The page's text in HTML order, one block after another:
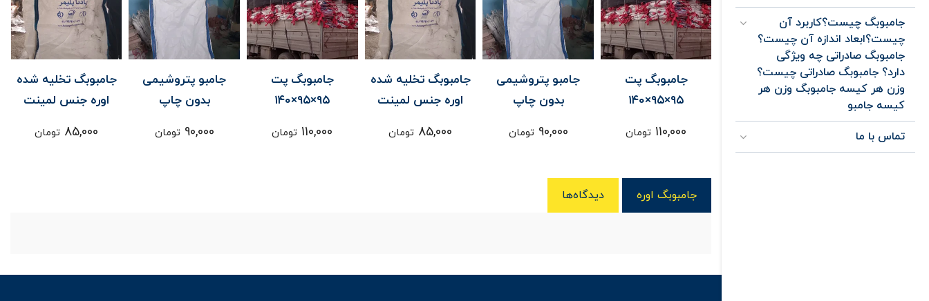
جامبوبگ چیست؟کاربرد آن
چیست؟ابعاد اندازه آن چیست؟
جامبوبگ صادراتی چه ویژگی
دارد؟ جامبوبگ صادراتی چیست؟
وزن هر کیسه جامبوبگ وزن هر
کیسه جامبو
تماس با ما
تخلیه شده
جنس لمینت
85,000 تومان
جامبوبگ پت
تومان
جامبو پتروشیمی
بدون چاپ
90,000 تومان
جامبوبگ تخلیه شده
اوره جنس لمینت
85,000 تومان
جامبوبگ پت
۹۵×۹۵×۱۴۰
110,000 تومان
جامبو پتروشیمی
بدون چاپ
90,000 تومان
جامبوبگ تخلیه شده
اوره جنس لمینت
85,000 تومان
جامبوبگ پت
۹۵×۹۵×۱۴۰
110,000 تومان
جامبوبگ اوره دیدگاه‌ها